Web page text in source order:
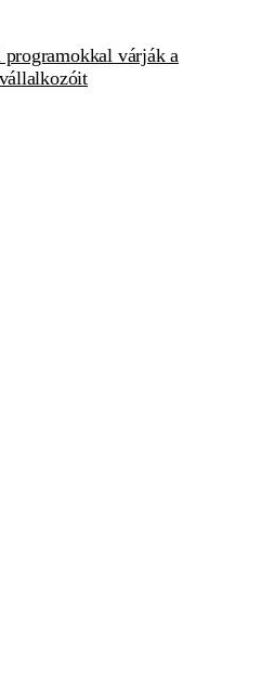
várják a